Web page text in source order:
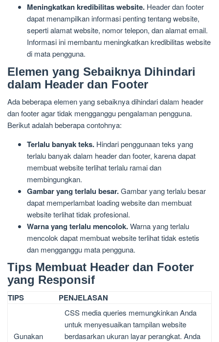
Meningkatkan kredibilitas website. Header dan footer
dapat menampilkan informasi penting tentang website,
seperti alamat website, nomor telepon, dan alamat email.
Informasi ini membantu meningkatkan kredibilitas website
di mata pengguna.
Elemen yang Sebaiknya Dihindari
dalam Header dan Footer
Ada beberapa elemen yang sebaiknya dihindari dalam header
dan footer agar tidak mengganggu pengalaman pengguna.
Berikut adalah beberapa contohnya:
Terlalu banyak teks. Hindari penggunaan teks yang
terlalu banyak dalam header dan footer, karena dapat
membuat website terlihat terlalu ramai dan
membingungkan.
Gambar yang terlalu besar.Gambar yang terlalu besar
dapat memperlambat loading website dan membuat
website terlihat tidak profesional.
Warna yang terlalu mencolok.Warna yang terlalu
mencolok dapat membuat website terlihat tidak estetis
dan mengganggu mata pengguna.
Tips Membuat Header dan Footer
yang Responsif
TIPS PENJELASAN
Gunakan
CSS media queries memungkinkan Anda
untuk menyesuaikan tampilan website
berdasarkan ukuran layar perangkat. Anda